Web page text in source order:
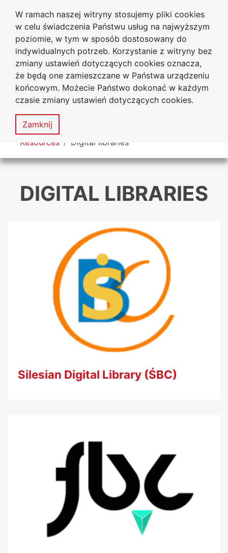
W ramach naszej witryny stosujemy pliki cookies
w celu świadczenia Państwu usług na najwyższym
poziomie, w tym w sposób dostosowany do
indywidualnych potrzeb. Korzystanie z witryny bez
zmiany ustawień dotyczących cookies oznacza,
że będą one zamieszczane w Państwa urządzeniu
końcowym. Możecie Państwo dokonać w każdym
czasie zmiany ustawień dotyczących cookies.
Zamknij
Go to the main menu
Go to content
Go to Search
Go to sitemap
University Library
Jan Dlugosz University
in Czestochowa
Accessibility
statement
Sitemap
MENU
You are here
Resources Digital libraries
DIGITAL LIBRARIES
Silesian Digital Library (ŚBC)